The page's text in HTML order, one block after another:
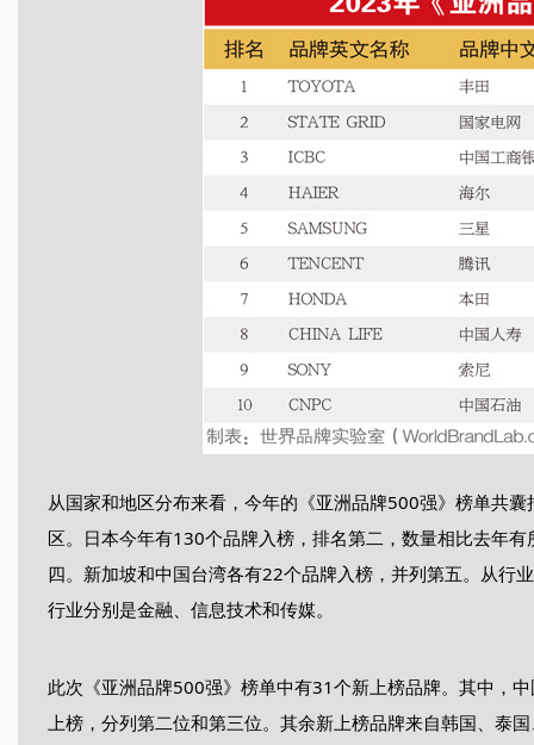
从国家和地区分布来看，今年的《亚洲品牌500强》榜单共
区。日本今年有130个品牌入榜，排名第二，数量相比去年
四。新加坡和中国台湾各有22个品牌入榜，并列第五。从行
行业分别是金融、信息技术和传媒。
此次《亚洲品牌500强》榜单中有31个新上榜品牌。其中，
上榜，分列第二位和第三位。其余新上榜品牌来自韩国、泰